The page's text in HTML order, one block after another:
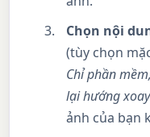
Chọn nội
(tùy chọn
Chỉ phần
lại hướng xoay
ảnh của bạn